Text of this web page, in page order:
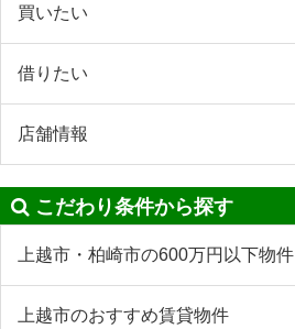
買いたい
借りたい
店舗情報
こだわり条件から探す
上越市・柏崎市の600万円以下物件
上越市のおすすめ賃貸物件